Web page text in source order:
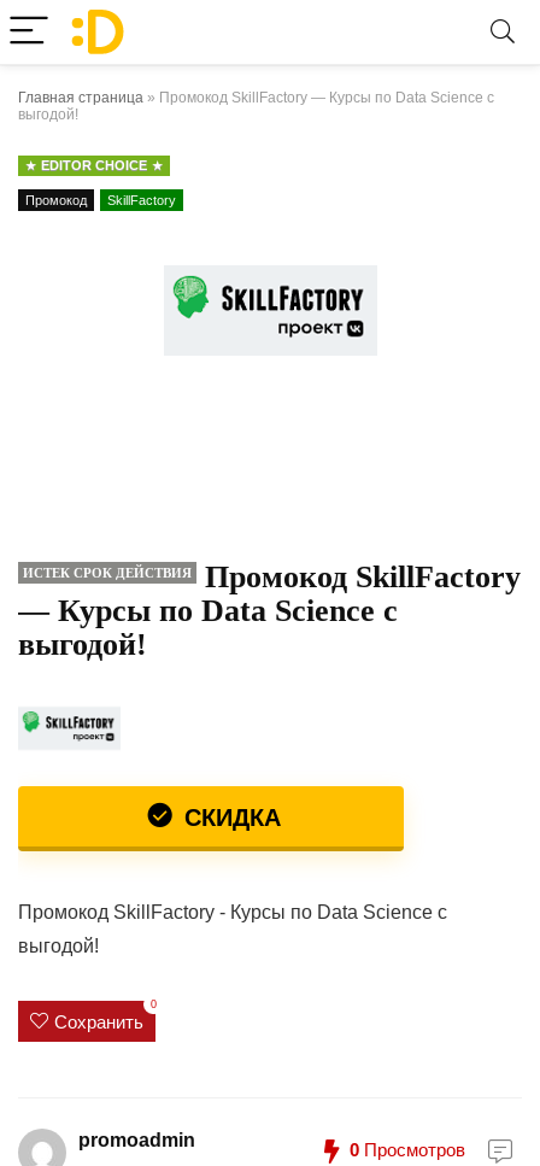
Главная страница » Промокод SkillFactory — Курсы по Data Science с
выгодой!
EDITOR CHOICE
Промокод SkillFactory
ИСТЕК СРОК ДЕЙСТВИЯ
Промокод SkillFactory
— Курсы по Data Science с
выгодой!
СКИДКА
Промокод SkillFactory - Курсы по Data Science с
выгодой!
Сохранить
0
promoadmin 0 Просмотров